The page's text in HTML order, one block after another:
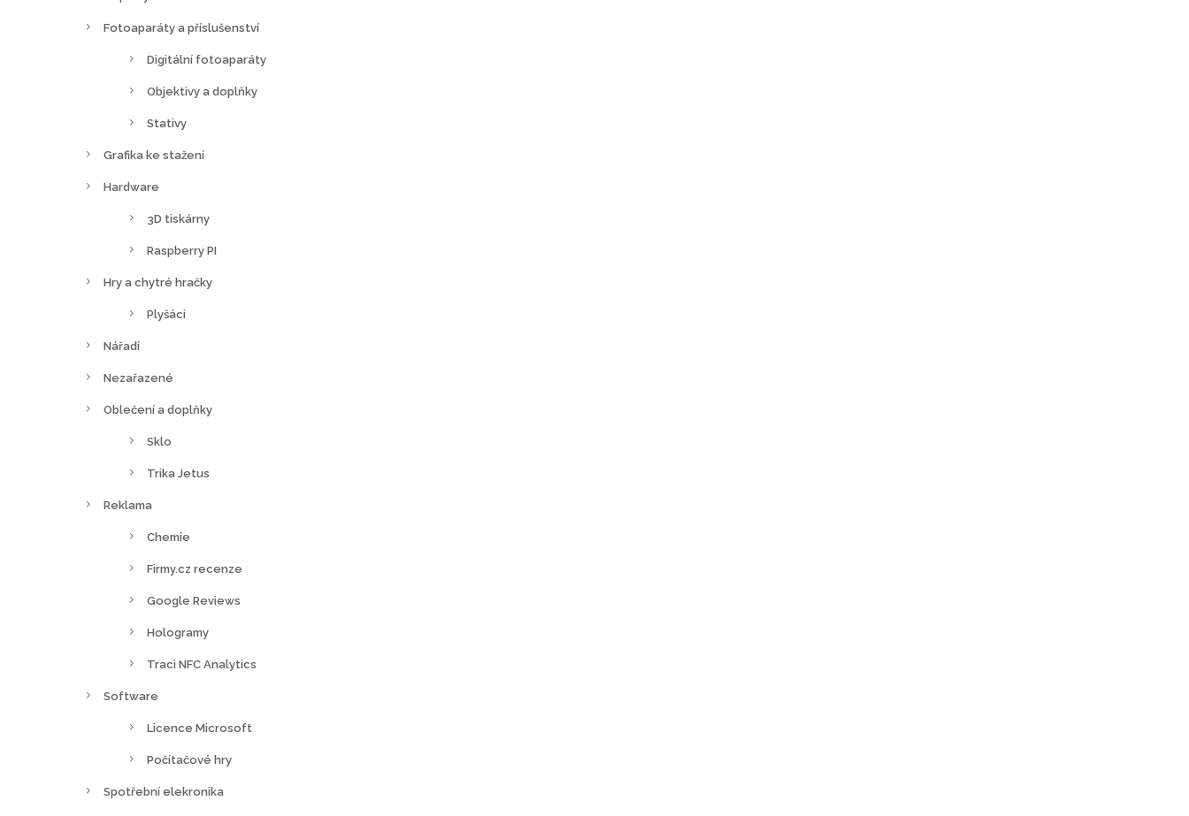
Fotoaparáty a příslušenství
Digitální fotoaparáty
Objektivy a doplňky
Stativy
Grafika ke stažení
Hardware
3D tiskárny
Raspberry PI
Hry a chytré hračky
Plyšáci
Nářadí
Nezařazené
Oblečení a doplňky
Sklo
Trika Jetus
Reklama
Chemie
Firmy.cz recenze
Google Reviews
Hologramy
Traci NFC Analytics
Software
Licence Microsoft
Počítačové hry
Spotřební elekronika